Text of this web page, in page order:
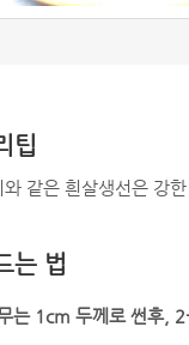
팁
같은 흰살생선은 강
는 법
는 1cm 두께로 썬후,